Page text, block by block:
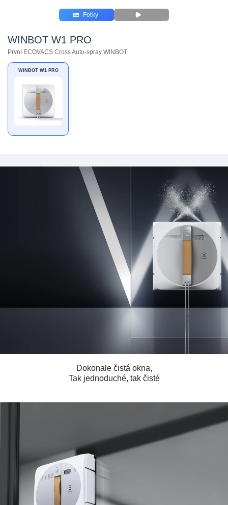
Fotky
WINBOT W1 PRO
První ECOVACS Cross Auto-spray WINBOT
WINBOT W1 PRO
Dokonale čistá okna,
Tak jednoduché, tak čisté